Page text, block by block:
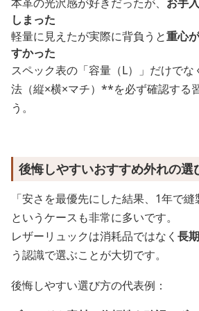
しまった
軽量に見えたが実際に背負うと重心
すかった
スペック表の「容量（L）」だけで
法（縦×横×マチ）**を必ず確認する
う。
後悔しやすいおすすめ外れの選
「安さを最優先にした結果、1年で縫
というケースも非常に多いです。
レザーリュックは消耗品ではなく 長
う認識で選ぶことが大切です。
後悔しやすい選び方の代表例：